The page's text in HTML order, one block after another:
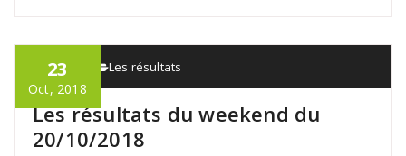
23
Oct, 2018
admin Les résultats
Les résultats du weekend du
20/10/2018